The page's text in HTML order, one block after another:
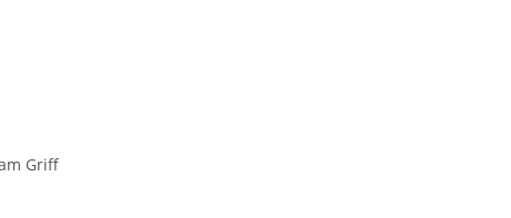
Griff